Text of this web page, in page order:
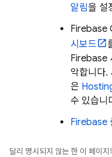
알림을 설
Firebase
시보드
Firebase
악합니다.
은
수 있습니
Firebase
달리 명시되지 않는 한 이 페이